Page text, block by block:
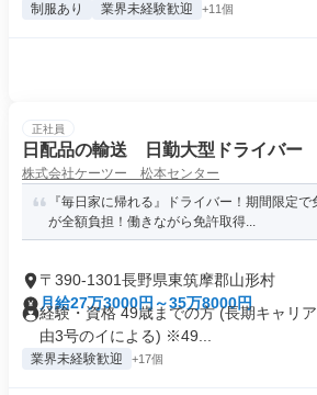
制服あり 業界未経験歓迎 +11個
正社員
日配品の輸送 日勤大型ドライバー
株式会社ケーツー 松本センター
『毎日家に帰れる』ドライバー！期間限定
が全額負担！働きながら免許取得...
〒390-1301長野県東筑摩郡山形村
月給27万3000円～35万8000円
経験・資格 49歳までの方 (長期キャリ
由3号のイによる) ※49...
業界未経験歓迎 +17個